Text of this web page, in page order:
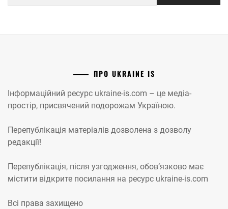
ПРО UKRAINE IS
Інформаційний ресурс ukraine-is.com – це медіа-
простір, присвячений подорожам Україною.
Перепублікація матеріалів дозволена з дозволу
редакції!
Перепублікація, після узгодження, обов’язково має
містити відкрите посилання на ресурс ukraine-is.com
Всі права захищено